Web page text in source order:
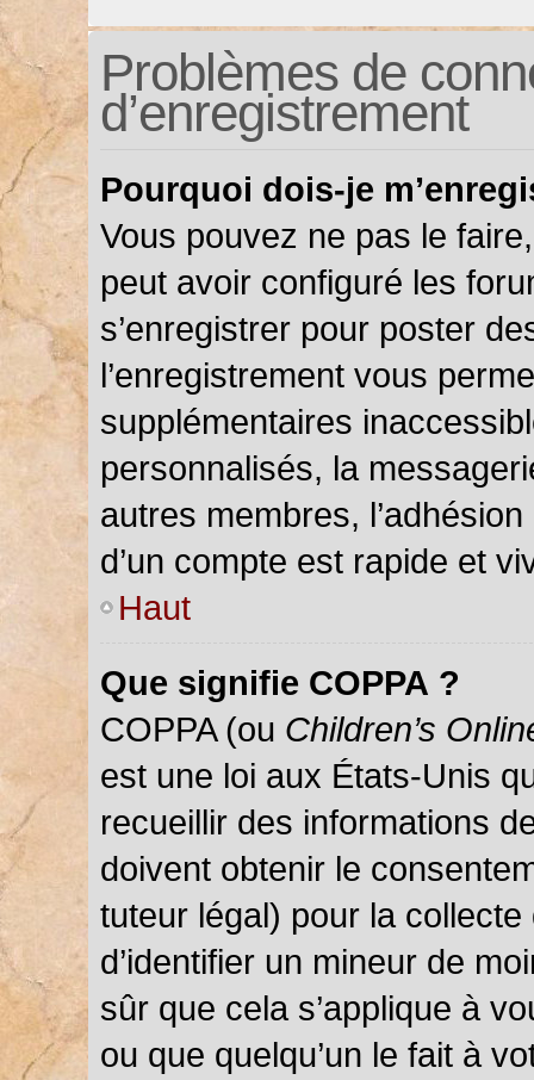
Problèmes de
d’enregistrement
Pourquoi dois-je
Vous pouvez ne pas le
peut avoir configuré les
s’enregistrer pour poster
l’enregistrement vous
supplémentaires
personnalisés, la
autres membres,
d’un compte est rapide et
Haut
Que signifie COPPA ?
COPPA (ou Children’s
est une loi aux États-Unis
recueillir des informations
doivent obtenir le
tuteur légal) pour la
d’identifier un mineur de
sûr que cela s’applique à
ou que quelqu’un le fait à